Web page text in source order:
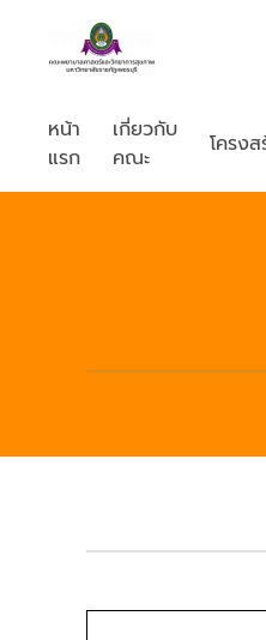
หน้า
แรก
เกี่ยวกับ
คณะ
โครงส